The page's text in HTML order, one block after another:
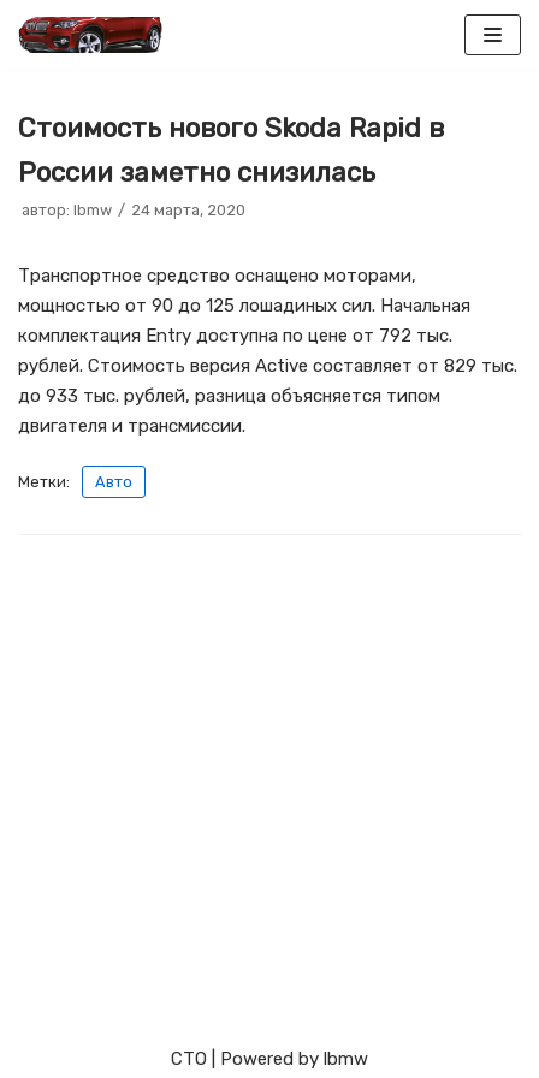
содержимому
Стоимость нового Skoda Rapid в
России заметно снизилась
автор: lbmw 24 марта, 2020
Транспортное средство оснащено моторами,
мощностью от 90 до 125 лошадиных сил. Начальная
комплектация Entry доступна по цене от 792 тыс.
рублей. Стоимость версия Active составляет от 829 тыс.
до 933 тыс. рублей, разница объясняется типом
двигателя и трансмиссии.
Метки: Авто
СТО | Powered by lbmw